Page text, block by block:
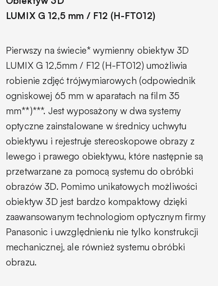
LUMIX G 12,5 mm / F12 (H-FT012)
Pierwszy na świecie* wymienny obiektyw 3D
LUMIX G 12,5mm / F12 (H-FT012) umożliwia
robienie zdjęć trójwymiarowych (odpowiednik
ogniskowej 65 mm w aparatach na film 35
mm**)***. Jest wyposażony w dwa systemy
optyczne zainstalowane w średnicy uchwytu
obiektywu i rejestruje stereoskopowe obrazy z
lewego i prawego obiektywu, które następnie są
przetwarzane za pomocą systemu do obróbki
obrazów 3D. Pomimo unikatowych możliwości
obiektyw 3D jest bardzo kompaktowy dzięki
zaawansowanym technologiom optycznym firmy
Panasonic i uwzględnieniu nie tylko konstrukcji
mechanicznej, ale również systemu obróbki
obrazu.